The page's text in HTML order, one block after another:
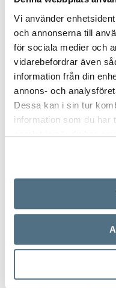
Vi använder
och annonserna till
för sociala medier och
vidarebefordrar även
information från din
annons- och
Dessa kan i sin tur
information som du har
samlat in när du har